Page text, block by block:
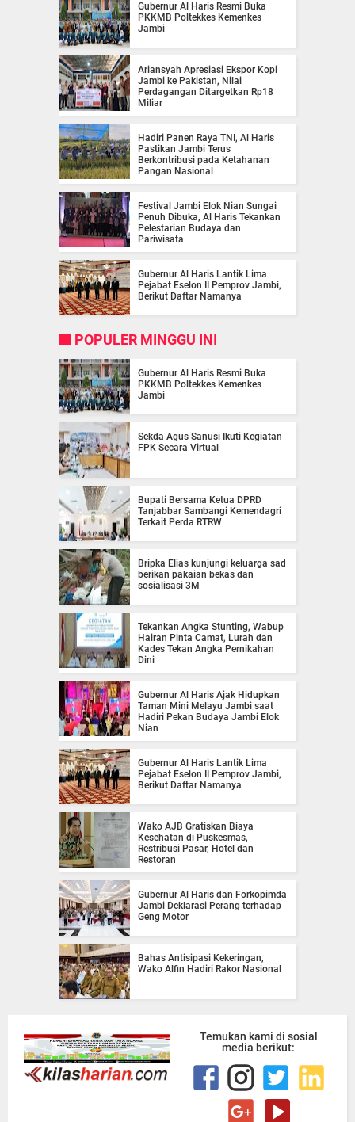
Gubernur Al Haris Resmi Buka
PKKMB Poltekkes Kemenkes
Jambi
Ariansyah Apresiasi Ekspor Kopi
Jambi ke Pakistan, Nilai
Perdagangan Ditargetkan Rp18
Miliar
Hadiri Panen Raya TNI, Al Haris
Pastikan Jambi Terus
Berkontribusi pada Ketahanan
Pangan Nasional
Festival Jambi Elok Nian Sungai
Penuh Dibuka, Al Haris Tekankan
Pelestarian Budaya dan
Pariwisata
Gubernur Al Haris Lantik Lima
Pejabat Eselon II Pemprov Jambi,
Berikut Daftar Namanya
POPULER MINGGU INI
Gubernur Al Haris Resmi Buka
PKKMB Poltekkes Kemenkes
Jambi
Sekda Agus Sanusi Ikuti Kegiatan
FPK Secara Virtual
Bupati Bersama Ketua DPRD
Tanjabbar Sambangi Kemendagri
Terkait Perda RTRW
Bripka Elias kunjungi keluarga sad
berikan pakaian bekas dan
sosialisasi 3M
Tekankan Angka Stunting, Wabup
Hairan Pinta Camat, Lurah dan
Kades Tekan Angka Pernikahan
Dini
Gubernur Al Haris Ajak Hidupkan
Taman Mini Melayu Jambi saat
Hadiri Pekan Budaya Jambi Elok
Nian
Gubernur Al Haris Lantik Lima
Pejabat Eselon II Pemprov Jambi,
Berikut Daftar Namanya
Wako AJB Gratiskan Biaya
Kesehatan di Puskesmas,
Restribusi Pasar, Hotel dan
Restoran
Gubernur Al Haris dan Forkopimda
Jambi Deklarasi Perang terhadap
Geng Motor
Bahas Antisipasi Kekeringan,
Wako Alfin Hadiri Rakor Nasional
Temukan kami di sosial
media berikut: